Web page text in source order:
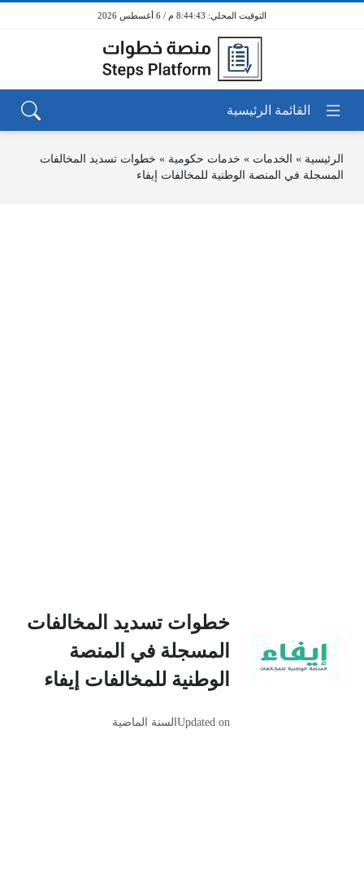
8:44:43 م / 6 أغسطس 2026
الرئيسية » الخدمات » خدمات حكومية » خطوات تسديد المخالفات
المسجلة في المنصة الوطنية للمخالفات إيفاء
خطوات تسديد المخالفات
المسجلة في المنصة
الوطنية للمخالفات إيفاء
Updated onالسنة الماضية